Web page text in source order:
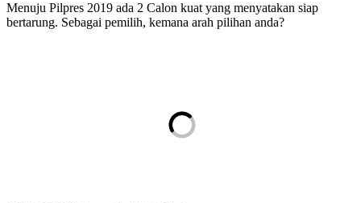
Menuju Pilpres 2019 ada 2 Calon kuat yang menyatakan siap
bertarung. Sebagai pemilih, kemana arah pilihan anda?